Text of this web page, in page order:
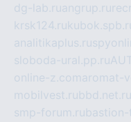
dg-lab.ruangrup.ru
krsk124.ru
analitikaplus.ru
sloboda-ural.pp.ru
online-z.comaromat-
mobilvest.rubbd.net.ru
smp-forum.ru